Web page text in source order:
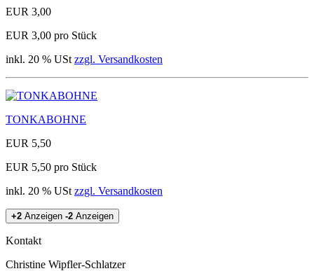
EUR 3,00
EUR 3,00 pro Stück
inkl. 20 % USt zzgl. Versandkosten
TONKABOHNE
EUR 5,50
EUR 5,50 pro Stück
inkl. 20 % USt zzgl. Versandkosten
+2 Anzeigen -2 Anzeigen
Kontakt
Christine Wipfler-Schlatzer